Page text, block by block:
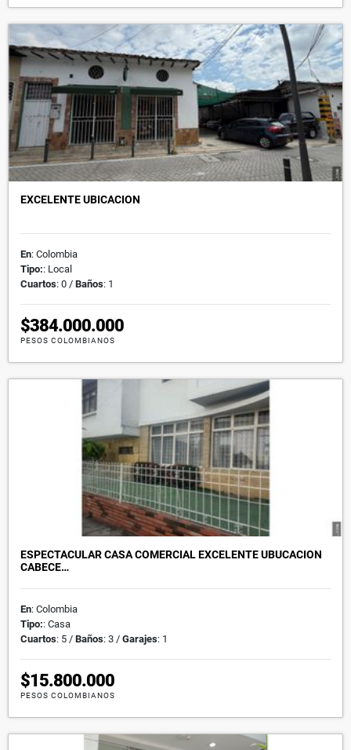
EXCELENTE UBICACION
En: Colombia
Tipo:: Local
Cuartos: 0 / Baños: 1
$384.000.000
PESOS COLOMBIANOS
ESPECTACULAR CASA COMERCIAL EXCELENTE UBUCACION
CABECE…
En: Colombia
Tipo:: Casa
Cuartos: 5 / Baños: 3 / Garajes: 1
$15.800.000
PESOS COLOMBIANOS